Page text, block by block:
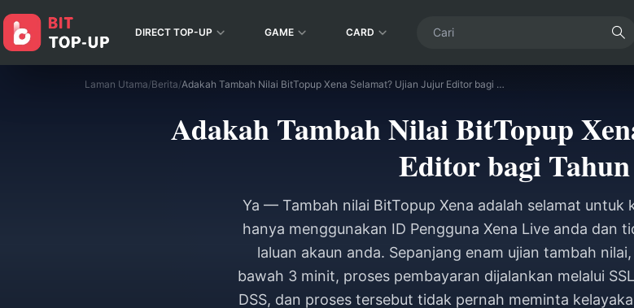
DIRECT TOP-UP GAME CARD
Laman Utama/Berita/ Adakah Tambah Nilai BitTopup Xena Selamat? Ujian Jujur Editor bagi Tahun 2026
Adakah Tambah Nilai BitTopup
Editor bagi Tahun
Ya — Tambah nilai BitTopup Xena adalah selamat untuk
hanya menggunakan ID Pengguna Xena Live anda dan
laluan akaun anda. Sepanjang enam ujian tambah
bawah 3 minit, proses pembayaran dijalankan melalui
DSS, dan proses tersebut tidak pernah meminta